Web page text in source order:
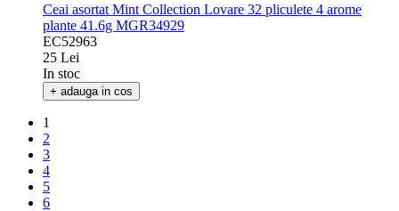
Ceai asortat Mint Collection Lovare 32 pliculete 4 arome
plante 41.6g MGR34929
EC52963
25 Lei
In stoc
+ adauga in cos
1
2
3
4
5
6